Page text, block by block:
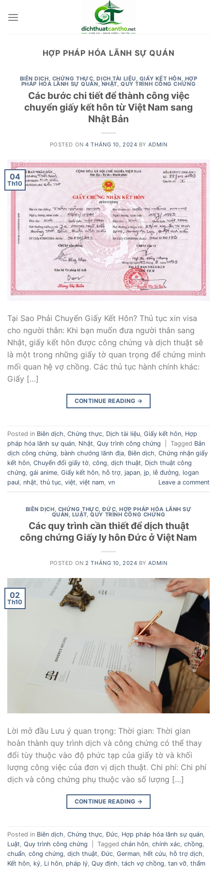
HỢP PHÁP HÓA LÃNH SỰ QUÁN
BIÊN DỊCH, CHỨNG THỰC,DỊCH TÀI LIỆU, GIẤY KẾT HÔN, HỢP
PHÁP HÓA LÃNH SỰ QUÁN,NHẬT,QUY TRÌNH CÔNG CHỨNG
Các bước chi tiết để thành công việc
chuyển giấy kết hôn từ Việt Nam sang
Nhật Bản
POSTED ON4 THÁNG 10, 2024 BY ADMIN
04
Th10
Tại Sao Phải Chuyển Giấy Kết Hôn? Thủ tục xin visa
cho người thân: Khi bạn muốn đưa người thân sang
Nhật, giấy kết hôn được công chứng và dịch thuật sẽ
là một trong những giấy tờ quan trọng để chứng minh
mối quan hệ vợ chồng. Các thủ tục hành chính khác:
Giấy […]
CONTINUE READING →
Posted in Biên dịch, Chứng thực, Dịch tài liệu, Giấy kết hôn, Hợp
pháp hóa lãnh sự quán, Nhật, Quy trình công chứng Tagged Bản
dịch công chứng, bành chướng lãnh địa, Biên dịch, Chứng nhận giấy
kết hôn, Chuyển đổi giấy tờ, công, dịch thuật, Dịch thuật công
chứng, gái anime, Giấy kết hôn, hỗ trợ, japan, jp, lễ đưởng, logan
paul, nhật, thủ tục, việt, việt nam, vn Leave a comment
BIÊN DỊCH, CHỨNG THỰC,ĐỨC,HỢP PHÁP HÓA LÃNH SỰ
QUÁN, LUẬT,QUY TRÌNH CÔNG CHỨNG
Các quy trình cần thiết để dịch thuật
công chứng Giấy ly hôn Đức ở Việt Nam
POSTED ON2 THÁNG 10, 2024 BY ADMIN
02
Th10
Lời mở đầu Lưu ý quan trọng: Thời gian: Thời gian
hoàn thành quy trình dịch và công chứng có thể thay
đổi tùy thuộc vào độ phức tạp của giấy tờ và khối
lượng công việc của đơn vị dịch thuật. Chi phí: Chi phí
dịch và công chứng phụ thuộc vào số lượng […]
CONTINUE READING →
Posted in Biên dịch, Chứng thực,Đức, Hợp pháp hóa lãnh sự quán,
Luật, Quy trình công chứng Tagged chán hôn, chính xác, chồng,
chuẩn, công chứng, dịch thuật,Đức, German, hết cứu, hỗ trợ dịch,
Kết hôn, ký, Li hôn, pháp lý, Quy định, tách vợ chồng, tan vỡ, thẩm